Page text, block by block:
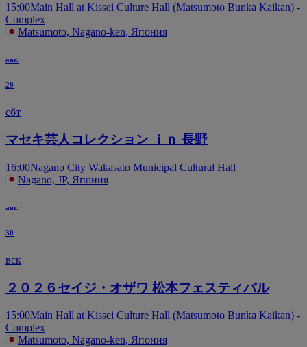
15:00Main Hall at Kissei Culture Hall (Matsumoto Bunka Kaikan) -
Complex
Matsumoto, Nagano-ken, Япония
авг.
29
сбт
マセキ芸人コレクション ｉｎ 長野
16:00Nagano City Wakasato Municipal Cultural Hall
Nagano, JP, Япония
авг.
30
вск
２０２６セイジ・オザワ 松本フェスティバル
15:00Main Hall at Kissei Culture Hall (Matsumoto Bunka Kaikan) -
Complex
Matsumoto, Nagano-ken, Япония